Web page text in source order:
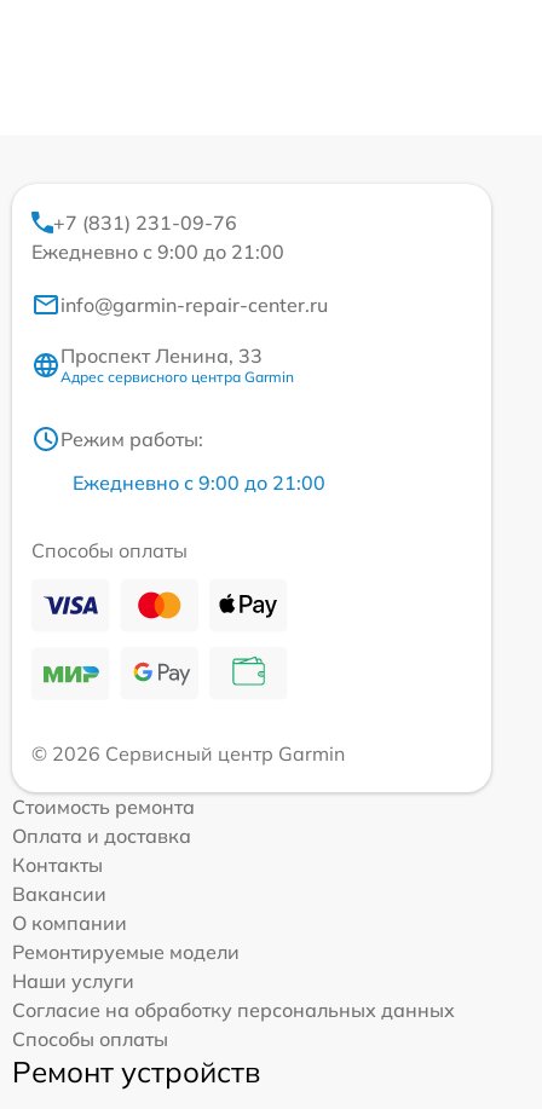
+7 (831) 231-09-76
Ежедневно с 9:00 до 21:00
info@garmin-repair-center.ru
Проспект Ленина, 33
Адрес сервисного центра Garmin
Режим работы:
Ежедневно с 9:00 до 21:00
Способы оплаты
© 2026 Сервисный центр Garmin
Стоимость ремонта
Оплата и доставка
Контакты
Вакансии
О компании
Ремонтируемые модели
Наши услуги
Согласие на обработку персональных данных
Способы оплаты
Ремонт устройств